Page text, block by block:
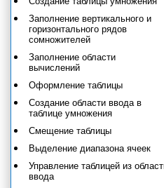
Заполнение вертикального и
горизонтального рядов
сомножителей
Заполнение области
вычислений
Оформление таблицы
Создание области ввода в
таблице умножения
Смещение таблицы
Выделение диапазона ячеек
Управление таблицей из
ввода